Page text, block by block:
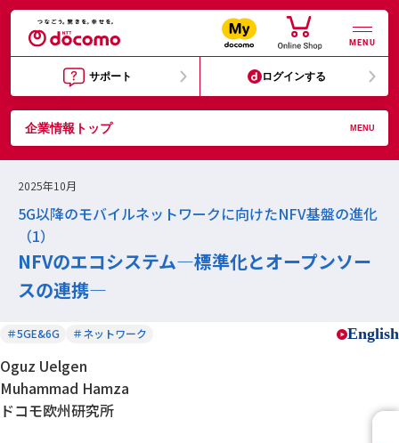
MENU
サポート ログインする
企業情報トップ MENU
2025年10月
5G以降のモバイルネットワークに向けたNFV基盤の進化
（1）
NFVのエコシステム―標準化とオープンソー
スの連携―
＃5GE&6G ＃ネットワーク English
Oguz Uelgen
Muhammad Hamza
ドコモ欧州研究所